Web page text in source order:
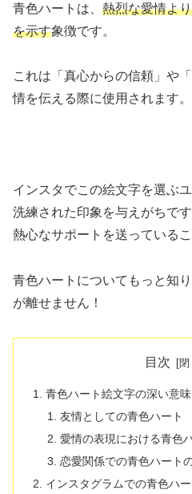
青色ハートは、 熱烈な愛情よ
を示す象徴です。
これは「真心からの信頼」や
情を伝える際に使用されます。
インスタでこの絵文字を選ぶ
洗練された印象を与えがちで
熱心なサポートを送っている
青色ハートについてもっと知
が離せません！
目次
青色ハート絵文字の深い意味
友情としての青色ハート
愛情の表現における青色
恋愛関係での青色ハート
インスタグラムでの青色ハ